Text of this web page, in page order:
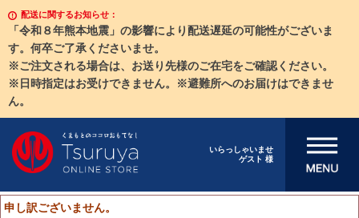
配送に関するお知らせ：
「令和８年熊本地震」の影響により配送遅延の可能性がございま
す。何卒ご了承くださいませ。
※ご注文される場合は、お送り先様のご在宅をご確認ください。
※日時指定はお受けできません。※避難所へのお届けはできませ
ん。
いらっしゃいませ
ゲスト 様
メニューを開
申し訳ございません。